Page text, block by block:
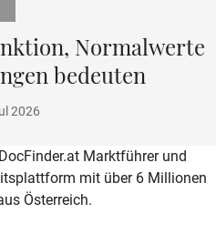
Normalwerte
bedeuten
2026
Marktführer und
mit über 6 Millionen
Österreich.